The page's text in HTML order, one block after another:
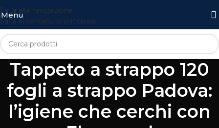
Salta alla navigazione
Salta al contenuto principale
Menu
Tappeto a strappo 120
fogli a strappo Padova:
l’igiene che cerchi con